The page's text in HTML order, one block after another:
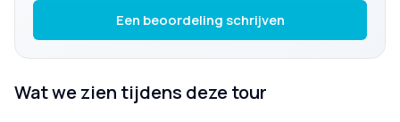
Een beoordeling schrijven
Wat we zien tijdens deze tour